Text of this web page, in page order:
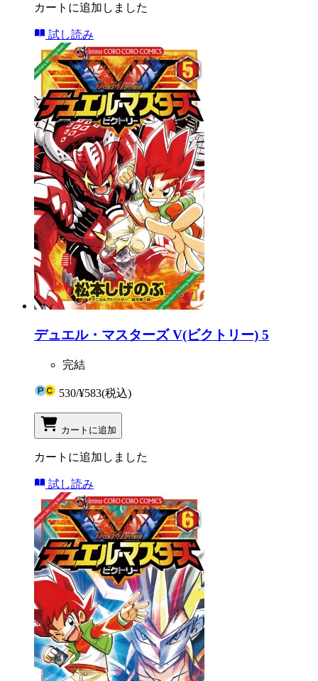
カートに追加しました
試し読み
デュエル・マスターズ V(ビクトリー) 5
完結
530/¥583(税込)
カートに追加
カートに追加しました
試し読み